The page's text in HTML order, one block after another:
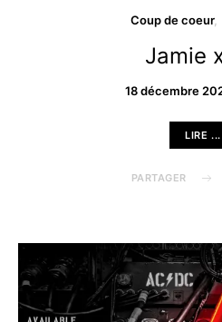
Coup de coeur
Jamie
18 décembre
LIRE ...
PARTAGER